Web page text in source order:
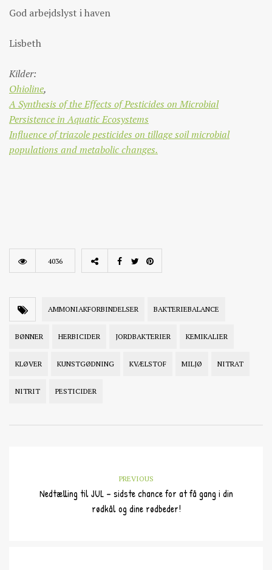
God arbejdslyst i haven
Lisbeth
Kilder:
Ohioline,
A Synthesis of the Effects of Pesticides on Microbial
Persistence in Aquatic Ecosystems
Influence of triazole pesticides on tillage soil microbial
populations and metabolic changes.
4036
AMMONIAKFORBINDELSER BAKTERIEBALANCE
BØNNER HERBICIDER JORDBAKTERIER KEMIKALIER
KLØVER KUNSTGØDNING KVÆLSTOF MILJØ NITRAT
NITRIT PESTICIDER
PREVIOUS
Nedtælling til JUL – sidste chance for at få gang i din
rødkål og dine rødbeder!